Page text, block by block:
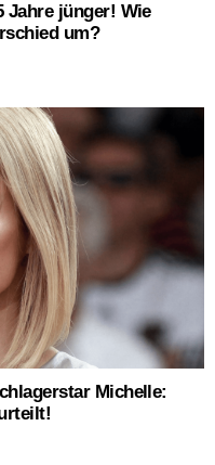
Jahre jünger! Wie
um?
Michelle: